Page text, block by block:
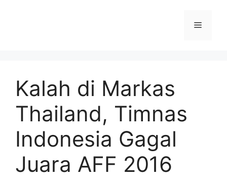
Kalah di Markas
Thailand, Timnas
Indonesia Gagal
Juara AFF 2016